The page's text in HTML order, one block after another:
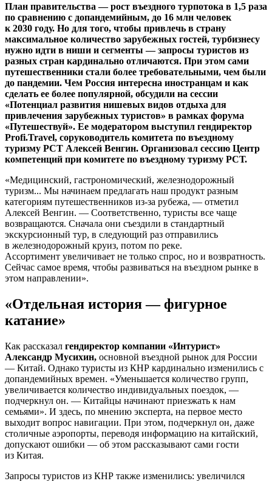
План правительства — рост въездного турпотока в 1,5 раза
по сравнению с допандемийным, до 16 млн человек
к 2030 году. Но для того, чтобы привлечь в страну
максимальное количество зарубежных гостей, турбизнесу
нужно идти в ниши и сегменты — запросы туристов из
разных стран кардинально отличаются. При этом сами
путешественники стали более требовательными, чем были
до пандемии. Чем Россия интересна иностранцам и как
сделать ее более популярной, обсудили на сессии
«Потенциал развития нишевых видов отдыха для
привлечения зарубежных туристов» в рамках форума
«Путешествуй». Ее модератором выступил гендиректор
Profi.Travel, соруководитель комитета по въездному
туризму РСТ Алексей Венгин. Организовал сессию Центр
компетенций при комитете по въездному туризму РСТ.
«Медицинский, гастрономический, железнодорожный
туризм... Мы начинаем предлагать наш продукт разным
категориям путешественников из-за рубежа, — отметил
Алексей Венгин. — Соответственно, туристы все чаще
возвращаются. Сначала они съездили в стандартный
экскурсионный тур, в следующий раз отправились
в железнодорожный круиз, потом по реке.
Ассортимент увеличивает не только спрос, но и возвратность.
Сейчас самое время, чтобы развиваться на въездном рынке в
этом направлении».
«Отдельная история — фигурное
катание»
Как рассказал гендиректор компании «Интурист»
Александр Мусихин, основной въездной рынок для России
— Китай. Однако туристы из КНР кардинально изменились с
допандемийных времен. «Уменьшается количество групп,
увеличивается количество индивидуальных поездок, —
подчеркнул он. — Китайцы начинают приезжать к нам
семьями». И здесь, по мнению эксперта, на первое место
выходит вопрос навигации. При этом, подчеркнул он, даже
столичные аэропорты, переводя информацию на китайский,
допускают ошибки — об этом рассказывают сами гости
из Китая.
Запросы туристов из КНР также изменились: увеличился